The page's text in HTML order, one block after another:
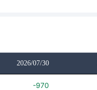
2026/07/30
-970